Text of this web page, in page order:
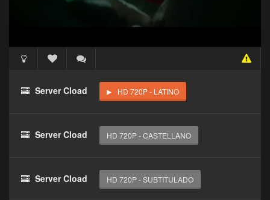
Haz clic 3 veces en el botón para desbloquear este
reproductor
Clic 1 - Abrir primer enlace
El acceso expira en 1 hora
Server Cload HD 720P - LATINO
Server Cload HD 720P - CASTELLANO
Server Cload HD 720P - SUBTITULADO